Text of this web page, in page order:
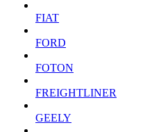
FIAT
FORD
FOTON
FREIGHTLINER
GEELY